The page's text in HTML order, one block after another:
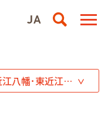
近江八幡･東近江エリア